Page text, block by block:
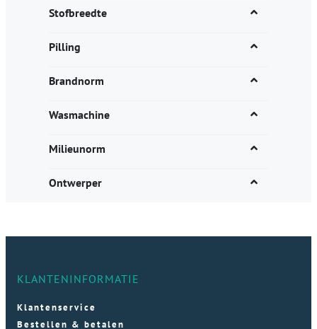
Stofbreedte
Pilling
Brandnorm
Wasmachine
Milieunorm
Ontwerper
KLANTENINFORMATIE
Klantenservice
Bestellen & betalen